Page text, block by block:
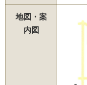
地図・案
内図